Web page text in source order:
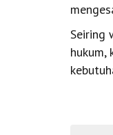
Seiring
hukum,